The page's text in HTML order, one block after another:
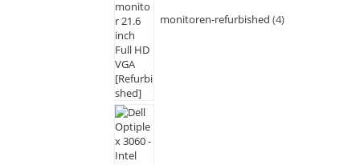
monitoren-refurbished 4